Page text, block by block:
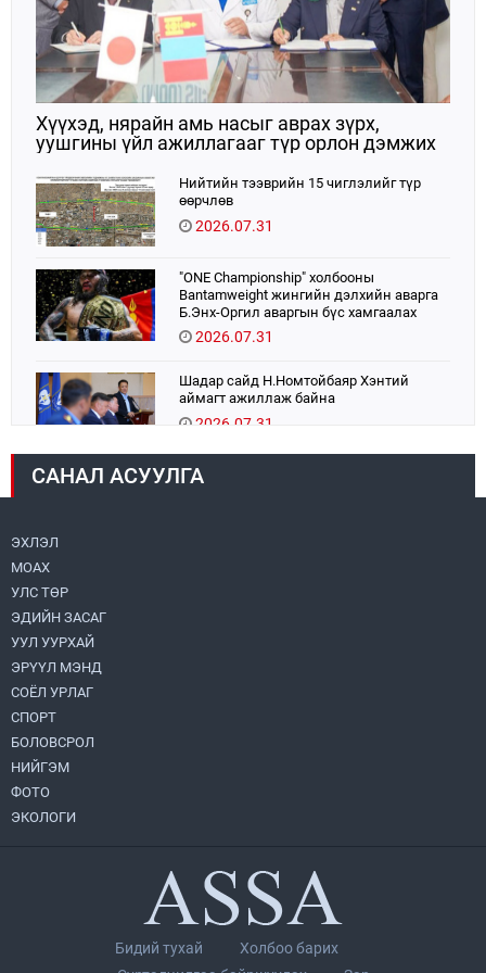
Хүүхэд, нярайн амь насыг аврах зүрх,
уушгины үйл ажиллагааг түр орлон дэмжих
Нийтийн тээврийн 15 чиглэлийг түр
өөрчлөв
2026.07.31
"ONE Championship" холбооны
Bantamweight жингийн дэлхийн аварга
Б.Энх-Оргил аваргын бүс хамгаалах
тулаанаа өнөөдөр хийнэ.
2026.07.31
Шадар сайд Н.Номтойбаяр Хэнтий
аймагт ажиллаж байна
2026.07.31
Авто зам шинээр барина
Ирэх 10 хоногийн цаг агаарын
урьдчилсан төлөв
2026.07.31
САНАЛ АСУУЛГА
ЭХЛЭЛ
МОАХ
УЛС ТӨР
ЭДИЙН ЗАСАГ
УУЛ УУРХАЙ
ЭРҮҮЛ МЭНД
СОЁЛ УРЛАГ
СПОРТ
БОЛОВСРОЛ
НИЙГЭМ
ФОТО
ЭКОЛОГИ
Бидий тухай
Холбоо барих